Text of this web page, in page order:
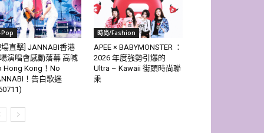
Pop
場直擊] JANNABI香港
演唱會感動落幕 高喊
Hong Kong！No
！告白歌迷
時尚/Fashion
APEE × BABYMONSTER ：
2026 年度強勢引爆的
Ultra – Kawaii 街頭時尚聯
乘